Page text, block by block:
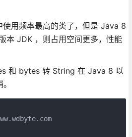
用频率最高的类了，但是 Java 8
本 JDK ，则占用空间更多，性能
和 bytes 转 String 在 Java 8 以